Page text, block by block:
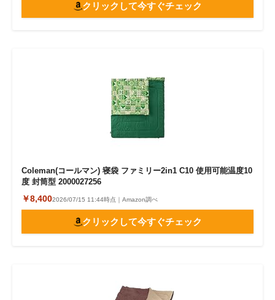
クリックして今すぐチェック
Coleman(コールマン) 寝袋 ファミリー2in1 C10 使用可能温度10
度 封筒型 2000027256
￥8,4002026/07/15 11:44時点｜Amazon調べ
クリックして今すぐチェック